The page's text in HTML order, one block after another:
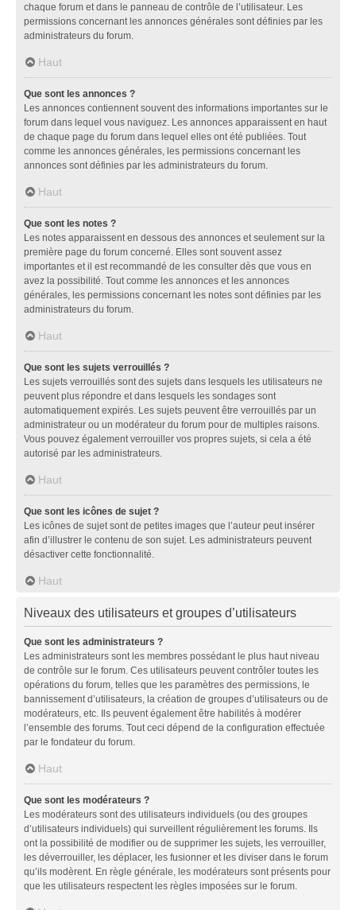
chaque forum et dans le panneau de contrôle de l’utilisateur. Les
permissions concernant les annonces générales sont définies par les
administrateurs du forum.
Haut
Que sont les annonces ?
Les annonces contiennent souvent des informations importantes sur le
forum dans lequel vous naviguez. Les annonces apparaissent en haut
de chaque page du forum dans lequel elles ont été publiées. Tout
comme les annonces générales, les permissions concernant les
annonces sont définies par les administrateurs du forum.
Haut
Que sont les notes ?
Les notes apparaissent en dessous des annonces et seulement sur la
première page du forum concerné. Elles sont souvent assez
importantes et il est recommandé de les consulter dès que vous en
avez la possibilité. Tout comme les annonces et les annonces
générales, les permissions concernant les notes sont définies par les
administrateurs du forum.
Haut
Que sont les sujets verrouillés ?
Les sujets verrouillés sont des sujets dans lesquels les utilisateurs ne
peuvent plus répondre et dans lesquels les sondages sont
automatiquement expirés. Les sujets peuvent être verrouillés par un
administrateur ou un modérateur du forum pour de multiples raisons.
Vous pouvez également verrouiller vos propres sujets, si cela a été
autorisé par les administrateurs.
Haut
Que sont les icônes de sujet ?
Les icônes de sujet sont de petites images que l’auteur peut insérer
afin d’illustrer le contenu de son sujet. Les administrateurs peuvent
désactiver cette fonctionnalité.
Haut
Niveaux des utilisateurs et groupes d’utilisateurs
Que sont les administrateurs ?
Les administrateurs sont les membres possédant le plus haut niveau
de contrôle sur le forum. Ces utilisateurs peuvent contrôler toutes les
opérations du forum, telles que les paramètres des permissions, le
bannissement d’utilisateurs, la création de groupes d’utilisateurs ou de
modérateurs, etc. Ils peuvent également être habilités à modérer
l’ensemble des forums. Tout ceci dépend de la configuration effectuée
par le fondateur du forum.
Haut
Que sont les modérateurs ?
Les modérateurs sont des utilisateurs individuels (ou des groupes
d’utilisateurs individuels) qui surveillent régulièrement les forums. Ils
ont la possibilité de modifier ou de supprimer les sujets, les verrouiller,
les déverrouiller, les déplacer, les fusionner et les diviser dans le forum
qu’ils modèrent. En règle générale, les modérateurs sont présents pour
que les utilisateurs respectent les règles imposées sur le forum.